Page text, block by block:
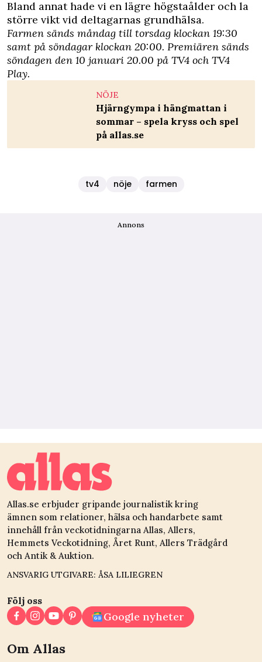
Bland annat hade vi en lägre högstaålder och la
större vikt vid deltagarnas grundhälsa.
Farmen sänds måndag till torsdag klockan 19:30
samt på söndagar klockan 20:00. Premiären sänds
söndagen den 10 januari 20.00 på TV4 och TV4
Play.
NÖJE
Hjärngympa i hängmattan i
sommar – spela kryss och spel
på allas.se
tv4 nöje farmen
Annons
Allas.se erbjuder gripande journalistik kring
ämnen som relationer, hälsa och handarbete samt
innehåll från veckotidningarna Allas, Allers,
Hemmets Veckotidning, Året Runt, Allers Trädgård
och Antik & Auktion.
ANSVARIG UTGIVARE: ÅSA LILIEGREN
Följ oss
Google nyheter
Om Allas